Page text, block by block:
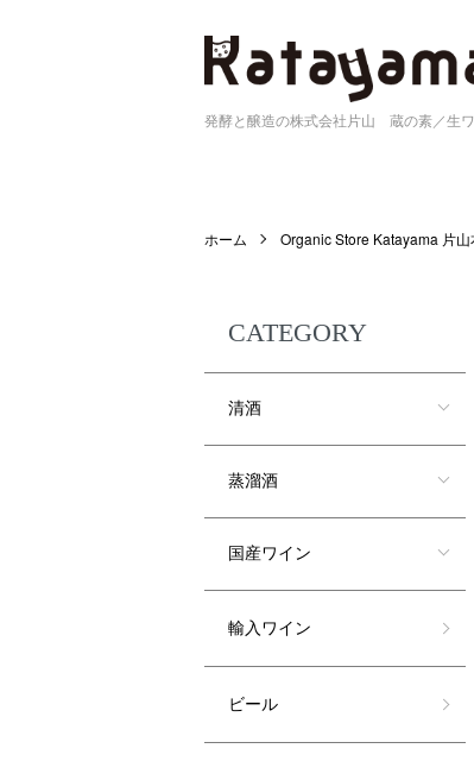
発酵と醸造の株式会社片山 蔵の素／生
ホーム Organic Store Katayama 片
CATEGORY
清酒
蒸溜酒
国産ワイン
輸入ワイン
ビール